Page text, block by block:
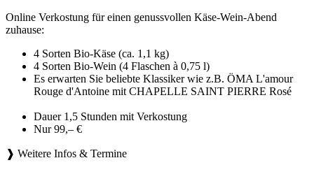
Online Verkostung für einen genussvollen Käse-Wein-Abend
zuhause:
4 Sorten Bio-Käse (ca. 1,1 kg)
4 Sorten Bio-Wein (4 Flaschen à 0,75 l)
Es erwarten Sie beliebte Klassiker wie z.B. ÖMA L'amour
Rouge d'Antoine mit CHAPELLE SAINT PIERRE Rosé
Dauer 1,5 Stunden mit Verkostung
Nur 99,– €
❱ Weitere Infos & Termine